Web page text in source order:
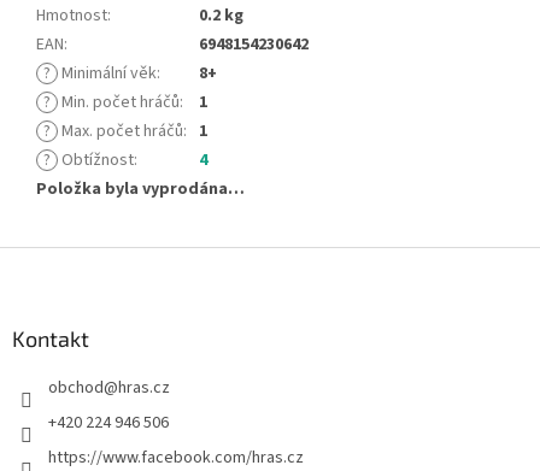
Hmotnost:
0.2 kg
EAN:
6948154230642
? Minimální věk:
8+
? Min. počet hráčů:
1
? Max. počet hráčů: 1
? Obtížnost:
4
Položka byla vyprodána…
Kontakt
obchod@hras.cz
+420 224 946 506
https://www.facebook.com/hras.cz